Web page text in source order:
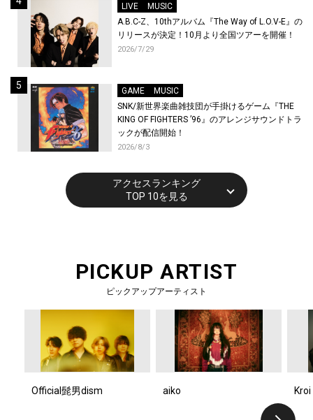
LIVE
MUSIC
A.B.C-Z、10thアルバム『The Way of L.O.V-E』の
リリースが決定！10月より全国ツアーを開催！
2026/7/29
GAME
MUSIC
SNK/新世界楽曲雑技団が手掛けるゲーム『THE
KING OF FIGHTERS ’96』のアレンジサウンドトラ
ックが配信開始！
2026/8/3
アクセスランキング
TOP 10を見る
PICKUP ARTIST
ピックアップアーティスト
Official髭男dism aiko Kroi